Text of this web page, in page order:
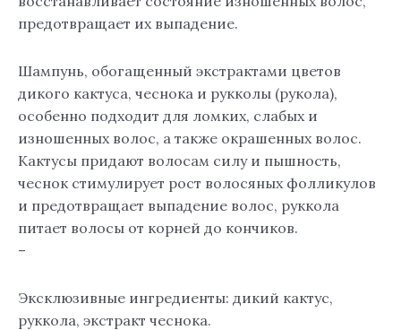
предотвращает их выпадение.
Шампунь, обогащенный экстрактами цветов
дикого кактуса, чеснока и рукколы (рукола),
особенно подходит для ломких, слабых и
изношенных волос, а также окрашенных волос.
Кактусы придают волосам силу и пышность,
чеснок стимулирует рост волосяных фолликулов
и предотвращает выпадение волос, руккола
питает волосы от корней до кончиков.
–
Эксклюзивные ингредиенты: дикий кактус,
руккола, экстракт чеснока.
мл.